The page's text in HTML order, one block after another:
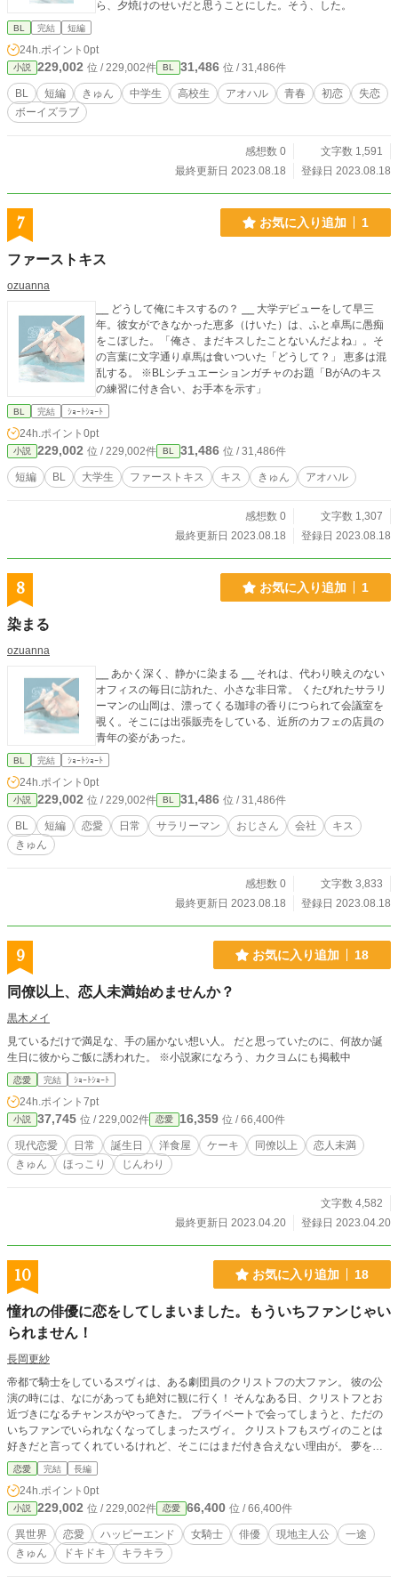
ら、夕焼けのせいだと思うことにした。そう、した。
BL 完結 短編
24h.ポイント 0pt
小説 229,002 位 / 229,002件 BL 31,486 位 / 31,486件
BL 短編 きゅん 中学生 高校生 アオハル 青春 初恋
失恋
ボーイズラブ
感想数 0
文字数 1,591
最終更新日 2023.08.18
登録日 2023.08.18
7 お気に入り追加 1
ファーストキス
ozuanna
⎯⎯ どうして俺にキスするの？ ⎯⎯ 大学デビューをして早三
年。彼女ができなかった恵多（けいた）は、ふと卓馬に愚痴
をこぼした。「俺さ、まだキスしたことないんだよね」。そ
の言葉に文字通り卓馬は食いついた「どうして？」 恵多は混
乱する。 ※BLシチュエーションガチャのお題「BがAのキス
の練習に付き合い、お手本を示す」
BL 完結 ｼｮｰﾄｼｮｰﾄ
24h.ポイント 0pt
小説 229,002 位 / 229,002件 BL 31,486 位 / 31,486件
短編 BL 大学生 ファーストキス キス きゅん アオハル
感想数 0
文字数 1,307
最終更新日 2023.08.18
登録日 2023.08.18
8 お気に入り追加 1
染まる
ozuanna
⎯⎯ あかく深く、静かに染まる ⎯⎯ それは、代わり映えのない
オフィスの毎日に訪れた、小さな非日常。 くたびれたサラリ
ーマンの山岡は、漂ってくる珈琲の香りにつられて会議室を
覗く。そこには出張販売をしている、近所のカフェの店員の
青年の姿があった。
BL 完結 ｼｮｰﾄｼｮｰﾄ
24h.ポイント 0pt
小説 229,002 位 / 229,002件 BL 31,486 位 / 31,486件
BL 短編 恋愛 日常 サラリーマン おじさん 会社
キス
きゅん
感想数 0
文字数 3,833
最終更新日 2023.08.18
登録日 2023.08.18
9 お気に入り追加 18
同僚以上、恋人未満始めませんか？
黒木メイ
見ているだけで満足な、手の届かない想い人。 だと思っていたのに、何故か誕
生日に彼からご飯に誘われた。 ※小説家になろう、カクヨムにも掲載中
恋愛 完結 ｼｮｰﾄｼｮｰﾄ
24h.ポイント 7pt
小説 37,745 位 / 229,002件 恋愛 16,359 位 / 66,400件
現代恋愛 日常 誕生日 洋食屋 ケーキ 同僚以上
恋人未満
きゅん
ほっこり じんわり
文字数 4,582
最終更新日 2023.04.20
登録日 2023.04.20
10 お気に入り追加 18
憧れの俳優に恋をしてしまいました。もういちファンじゃい
られません！
長岡更紗
帝都で騎士をしているスヴィは、ある劇団員のクリストフの大ファン。 彼の公
演の時には、なにがあっても絶対に観に行く！ そんなある日、クリストフとお
近づきになるチャンスがやってきた。 プライベートで会ってしまうと、ただの
いちファンでいられなくなってしまったスヴィ。 クリストフもスヴィのことは
好きだと言ってくれているけれど、そこにはまだ付き合えない理由が。 夢を追
いかけるクリストフを応援したくもあり、諦めてほしくもあるスヴィの出した結
論は。 小説家になろうにも投稿しています。
恋愛 完結 長編
24h.ポイント 0pt
小説 229,002 位 / 229,002件 恋愛 66,400 位 / 66,400件
異世界 恋愛 ハッピーエンド 女騎士 俳優 現地主人公
一途
きゅん
ドキドキ キラキラ